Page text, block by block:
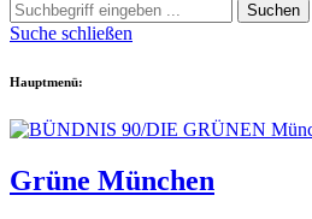
Suchen
Suche schließen
Hauptmenü:
Grüne München